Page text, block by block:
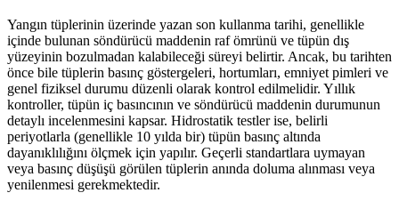
Yangın tüplerinin üzerinde yazan son kullanma tarihi, genellikle
içinde bulunan söndürücü maddenin raf ömrünü ve tüpün dış
yüzeyinin bozulmadan kalabileceği süreyi belirtir. Ancak, bu tarihten
önce bile tüplerin basınç göstergeleri, hortumları, emniyet pimleri ve
genel fiziksel durumu düzenli olarak kontrol edilmelidir. Yıllık
kontroller, tüpün iç basıncının ve söndürücü maddenin durumunun
detaylı incelenmesini kapsar. Hidrostatik testler ise, belirli
periyotlarla (genellikle 10 yılda bir) tüpün basınç altında
dayanıklılığını ölçmek için yapılır. Geçerli standartlara uymayan
veya basınç düşüşü görülen tüplerin anında doluma alınması veya
yenilenmesi gerekmektedir.